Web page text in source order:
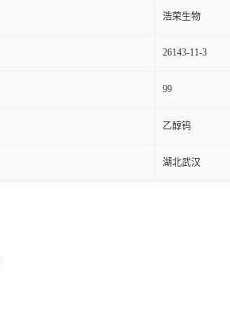
浩荣生物
26143-11-3
99
乙醇钨
湖北武汉